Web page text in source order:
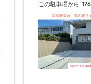
この駐車場から